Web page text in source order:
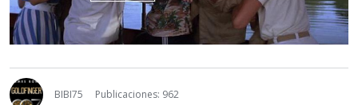
BIBI75 Publicaciones: 962